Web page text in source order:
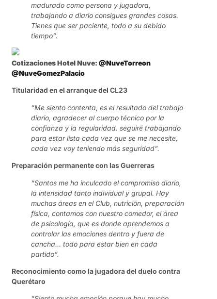
madurado como persona y jugadora,
trabajando a diario consigues grandes cosas.
Tienes que ser paciente, todo a su debido
tiempo”.
Cotizaciones Hotel Nuve: @NuveTorreon
@NuveGomezPalacio
Titularidad en el arranque del CL23
“Me siento contenta, es el resultado del trabajo
diario, agradecer al cuerpo técnico por la
confianza y la regularidad. seguiré trabajando
para estar lista cada vez que se me necesite,
cada vez voy teniendo más seguridad”.
Preparación permanente con las Guerreras
“Santos me ha inculcado el compromiso diario,
la intensidad tanto individual y grupal. Hay
muchas áreas en el Club, nutrición, preparación
física, contamos con nuestro comedor, el área
de psicología, que es donde aprendemos a
controlar las emociones dentro y fuera de
cancha… todo para estar bien en cada
partido”.
Reconocimiento como la jugadora del duelo contra
Querétaro